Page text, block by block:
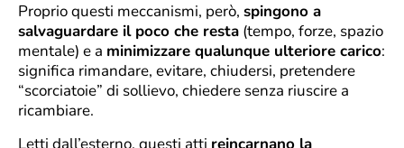
Proprio questi meccanismi, però, spingono a
salvaguardare il poco che resta (tempo, forze, spazio
mentale) e a minimizzare qualunque ulteriore carico:
significa rimandare, evitare, chiudersi, pretendere
“scorciatoie” di sollievo, chiedere senza riuscire a
ricambiare.
Letti dall’esterno, questi atti reincarnano la